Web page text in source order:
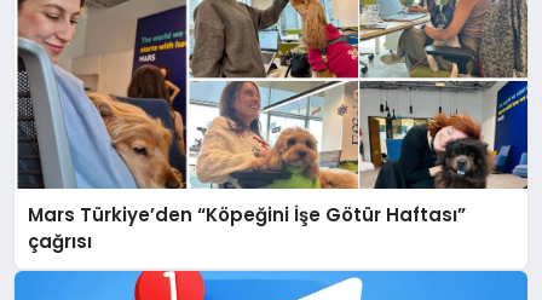
Mars Türkiye’den “Köpeğini İşe Götür Haftası”
çağrısı